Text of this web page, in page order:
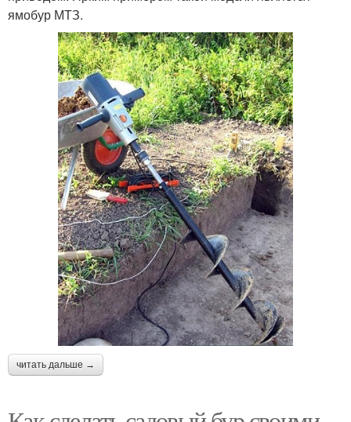
ямобур МТЗ.
читать дальше →